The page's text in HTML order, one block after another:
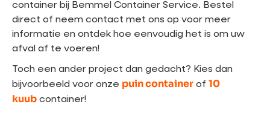
container bij Bemmel Container Service. Bestel
direct of neem contact met ons op voor meer
informatie en ontdek hoe eenvoudig het is om uw
afval af te voeren!
Toch een ander project dan gedacht? Kies dan
bijvoorbeeld voor onze puin container of 10
kuub container!